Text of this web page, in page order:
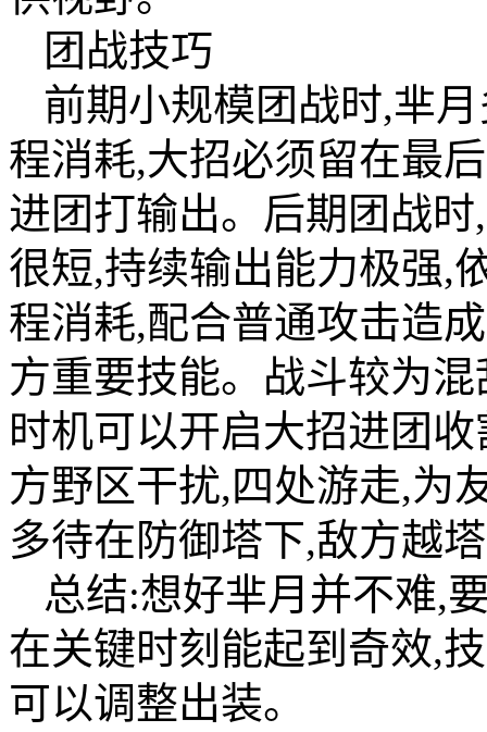
团战技巧
前期小规模团战时,芈
程消耗,大招必须留在最
进团打输出。后期团战
很短,持续输出能力极强,
程消耗,配合普通攻击造
方重要技能。战斗较为
时机可以开启大招进团
方野区干扰,四处游走,为
多待在防御塔下,敌方越
总结:想好芈月并不难,
在关键时刻能起到奇效,
可以调整出装。